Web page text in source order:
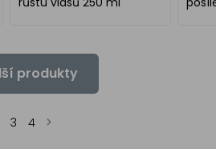
produkty
3 4